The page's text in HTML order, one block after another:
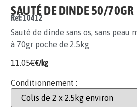
SAUTÉ DE DINDE 50/70GR
Ref: 10412
Sauté de dinde sans os, sans peau
à 70gr poche de 2.5kg
11.05€€/kg
Conditionnement :